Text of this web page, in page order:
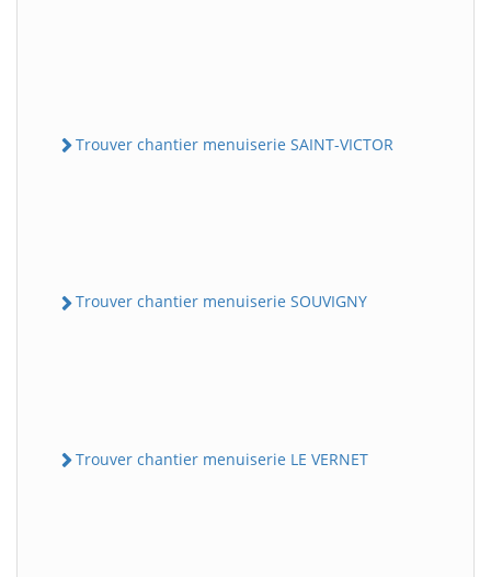
Trouver chantier menuiserie SAINT-VICTOR
Trouver chantier menuiserie SOUVIGNY
Trouver chantier menuiserie LE VERNET